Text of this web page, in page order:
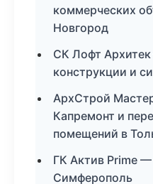
коммерческих
Новгород
СК Лофт
конструкции и
АрхСтрой
Капремонт и
помещений в
ГК Актив Prime —
Симферополь